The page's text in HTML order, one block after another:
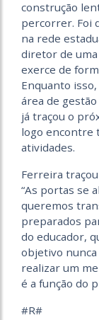
construção
percorrer. Foi
na rede
diretor de uma
exerce de
Enquanto
área de
já traçou o
logo encontre
atividades.
Ferreira
“As portas se
queremos
preparados
do educador,
objetivo
realizar um
é a função do
#R#